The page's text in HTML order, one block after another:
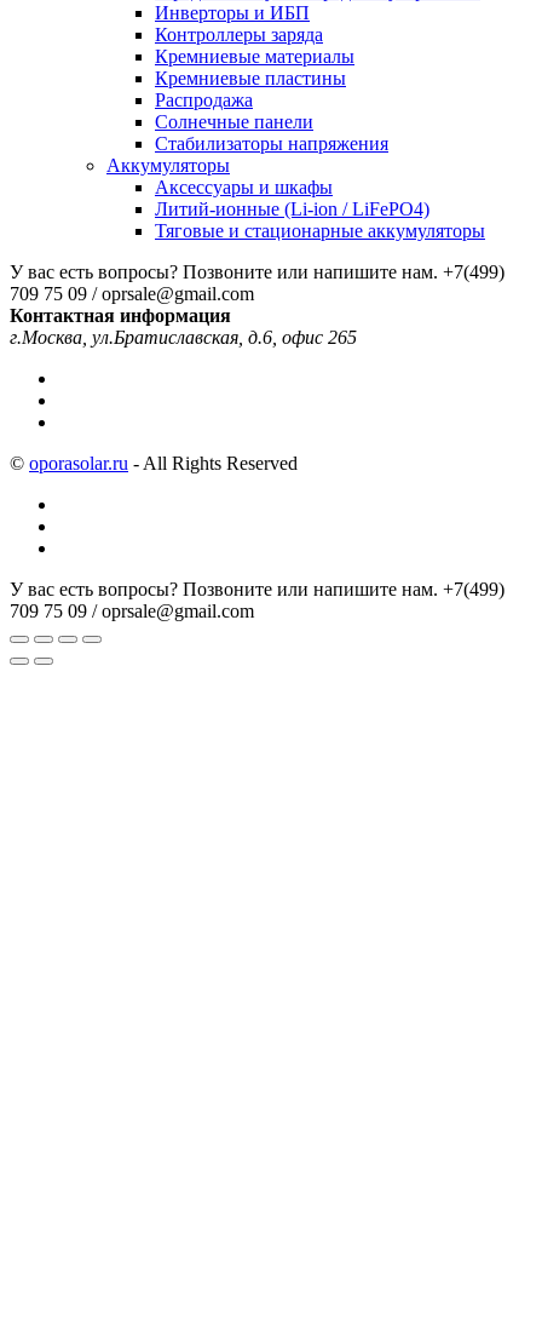
Инверторы и ИБП
Контроллеры заряда
Кремниевые материалы
Кремниевые пластины
Распродажа
Солнечные панели
Стабилизаторы напряжения
Аккумуляторы
Аксессуары и шкафы
Литий-ионные (Li-ion / LiFePO4)
Тяговые и стационарные аккумуляторы
У вас есть вопросы? Позвоните или напишите нам. +7(499)
709 75 09 / oprsale@gmail.com
Контактная информация
г.Москва, ул.Братиславская, д.6, офис 265
© oporasolar.ru - All Rights Reserved
У вас есть вопросы? Позвоните или напишите нам. +7(499)
709 75 09 / oprsale@gmail.com